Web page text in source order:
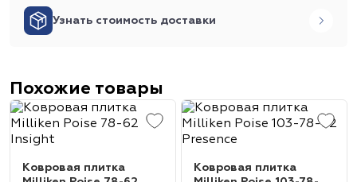
Узнать стоимость доставки
Похожие товары
Ковровая плитка
Ковровая плитка